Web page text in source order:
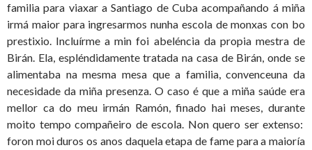
familia para viaxar a Santiago de Cuba acompañando á miña
irmá maior para ingresarmos nunha escola de monxas con bo
prestixio. Incluírme a min foi abeléncia da propia mestra de
Birán. Ela, espléndidamente tratada na casa de Birán, onde se
alimentaba na mesma mesa que a familia, convenceuna da
necesidade da miña presenza. O caso é que a miña saúde era
mellor ca do meu irmán Ramón, finado hai meses, durante
moito tempo compañeiro de escola. Non quero ser extenso:
foron moi duros os anos daquela etapa de fame para a maioría